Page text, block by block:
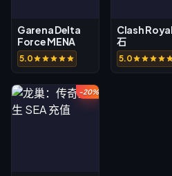
Garena Delta
Force MENA
5.0
Clash
石
5.0
-20%